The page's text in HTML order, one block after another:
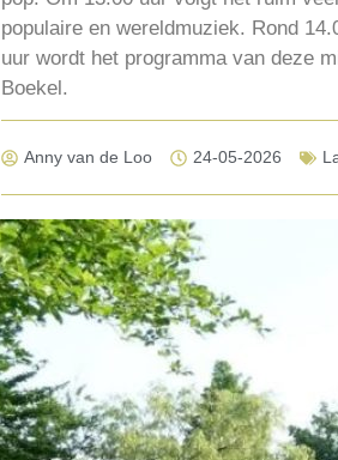
populaire en wereldmuziek. Rond
uur wordt het programma van deze
Boekel.
Anny van de Loo 24-05-2026